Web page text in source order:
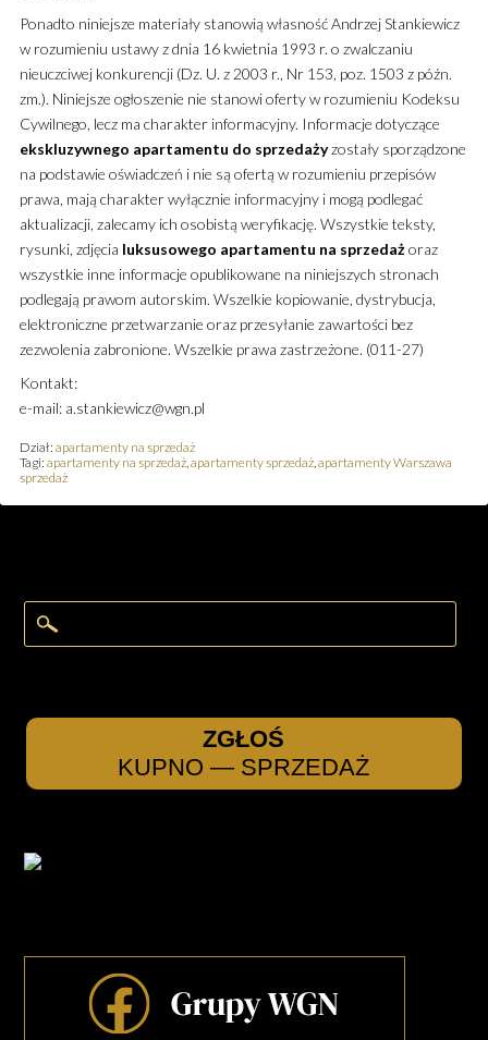
Ponadto niniejsze materiały stanowią własność Andrzej Stankiewicz
w rozumieniu ustawy z dnia 16 kwietnia 1993 r. o zwalczaniu
nieuczciwej konkurencji (Dz. U. z 2003 r., Nr 153, poz. 1503 z późn.
zm.). Niniejsze ogłoszenie nie stanowi oferty w rozumieniu Kodeksu
Cywilnego, lecz ma charakter informacyjny. Informacje dotyczące
ekskluzywnego apartamentu do sprzedażyzostały sporządzone
na podstawie oświadczeń i nie są ofertą w rozumieniu przepisów
prawa, mają charakter wyłącznie informacyjny i mogą podlegać
aktualizacji, zalecamy ich osobistą weryfikację. Wszystkie teksty,
rysunki, zdjęcia luksusowego apartamentu na sprzedażoraz
wszystkie inne informacje opublikowane na niniejszych stronach
podlegają prawom autorskim. Wszelkie kopiowanie, dystrybucja,
elektroniczne przetwarzanie oraz przesyłanie zawartości bez
zezwolenia zabronione. Wszelkie prawa zastrzeżone. (011-27)
Kontakt:
e-mail: a.stankiewicz@wgn.pl
Dział: apartamenty na sprzedaż
Tagi: apartamenty na sprzedaż, apartamenty sprzedaż, apartamenty Warszawa
sprzedaż
ZGŁOŚ
KUPNO — SPRZEDAŻ